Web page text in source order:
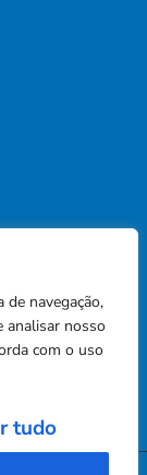
de navegação,
analisar nosso
com o uso
tudo